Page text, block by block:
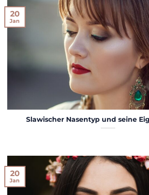
Slawischer Nasentyp und seine
20
Jan
20
Jan